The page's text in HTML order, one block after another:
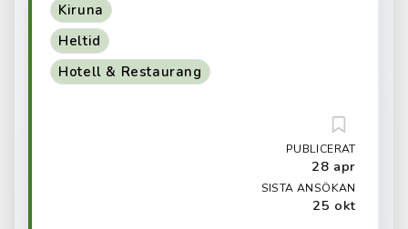
Kiruna
Heltid
Hotell & Restaurang
PUBLICERAT
28 apr
SISTA ANSÖKAN
25 okt